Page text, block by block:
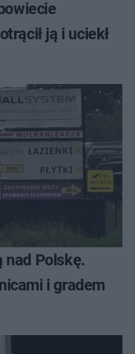
ją i uciekł
nad Polskę.
i gradem